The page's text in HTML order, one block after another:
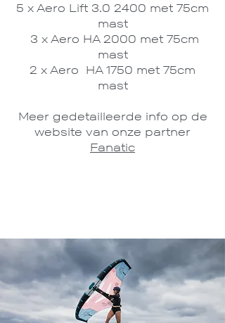
5 x Aero Lift 3.0 2400 met 75cm
mast
3 x Aero HA 2000 met 75cm
mast
2 x Aero HA 1750 met 75cm
mast
Meer gedetailleerde info op de
website van onze partner
Fanatic